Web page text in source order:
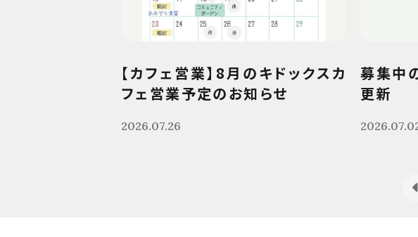
【カフェ営業】8月のキドックスカ
フェ営業予定のお知らせ
2026.07.26
募集中
更新